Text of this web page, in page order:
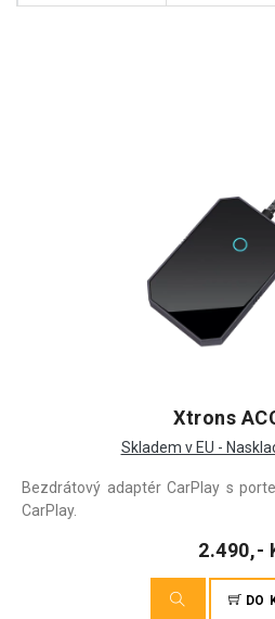
Xtrons
Skladem v EU -
Bezdrátový adaptér CarPlay s
CarPlay.
2.490,-
DO